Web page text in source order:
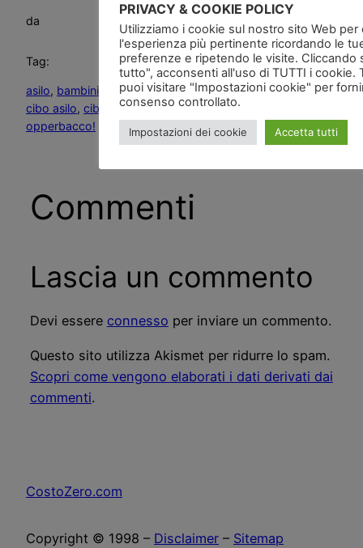
da
Tag:
asilo, bambini bambini all’asilo , bambini e alimentazione ,
cibo asilo, cibo dell’asilo, mensa asilo, Vegani si nasce …
opperbacco!
Commenti
Lascia un commento
Devi essere connesso per inviare un commento.
Questo sito utilizza Akismet per ridurre lo spam.
Scopri come vengono elaborati i dati derivati dai
commenti.
CostoZero.com
Copyright © 1998 – Disclaimer – Sitemap
PRIVACY & COOKIE POLICY
Utilizziamo i cookie sul nostro sito Web per
l'esperienza più pertinente ricordando le
preferenze e ripetendo le visite. Cliccando
tutto", acconsenti all'uso di TUTTI i cookie.
puoi visitare "Impostazioni cookie" per
consenso controllato.
Impostazioni dei cookie Accetta tutti